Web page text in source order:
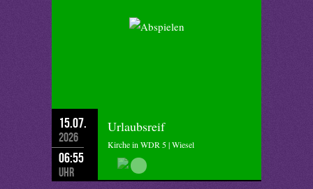
15.07.
2026
06:55
Uhr
Urlaubsreif
Kirche in WDR 5 | Wiesel